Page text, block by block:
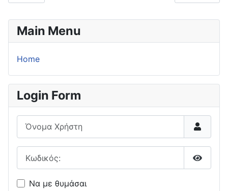
Main Menu
Home
Login Form
Όνομα Χρήστη
Να με θυμάσαι